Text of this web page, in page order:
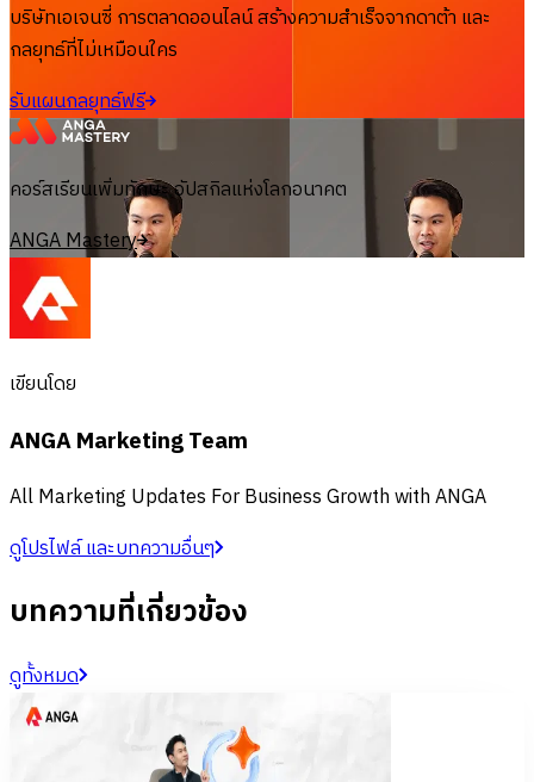
บริษัทเอเจนซี่ การตลาดออนไลน์ สร้างความสำเร็จจากดาต้า และ
กลยุทธ์ที่ไม่เหมือนใคร
รับแผนกลยุทธ์ฟรี
คอร์สเรียนเพิ่มทักษะ อัปสกิลแห่งโลกอนาคต
ANGA Mastery
เขียนโดย
ANGA Marketing Team
All Marketing Updates For Business Growth with ANGA
ดูโปรไฟล์ และบทความอื่นๆ
บทความที่เกี่ยวข้อง
ดูทั้งหมด